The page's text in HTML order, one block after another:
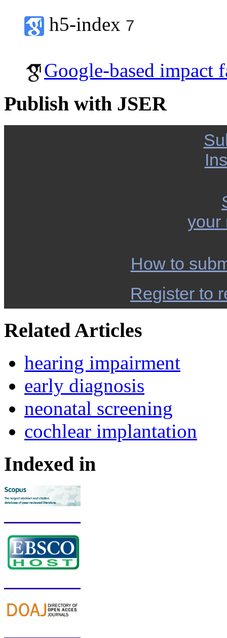
h5-index 7
Google-based impact
Publish with JSER
your
How to
Register to
Related Articles
hearing impairment
early diagnosis
neonatal screening
cochlear implantation
Indexed in